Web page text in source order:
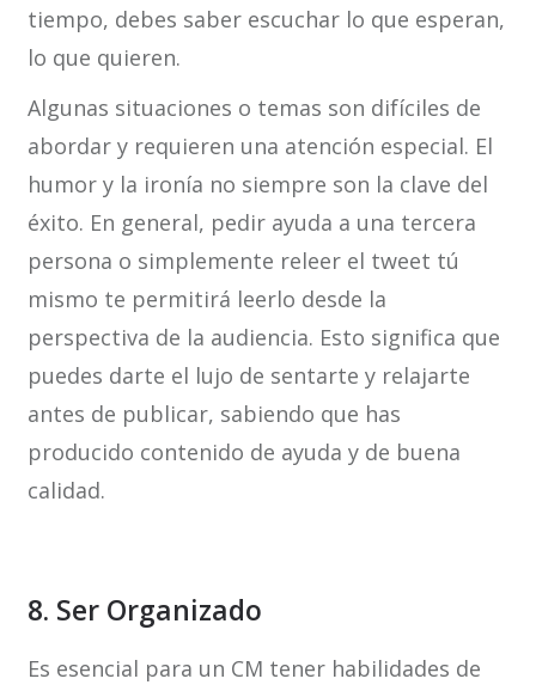
tiempo, debes saber escuchar lo que esperan,
lo que quieren.
Algunas situaciones o temas son difíciles de
abordar y requieren una atención especial. El
humor y la ironía no siempre son la clave del
éxito. En general, pedir ayuda a una tercera
persona o simplemente releer el tweet tú
mismo te permitirá leerlo desde la
perspectiva de la audiencia. Esto significa que
puedes darte el lujo de sentarte y relajarte
antes de publicar, sabiendo que has
producido contenido de ayuda y de buena
calidad.
8. Ser Organizado
Es esencial para un CM tener habilidades de